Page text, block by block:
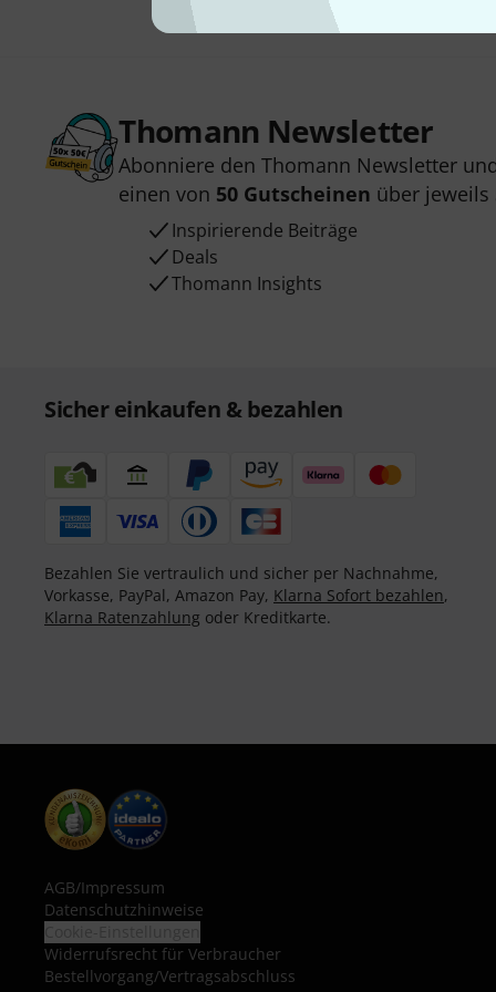
Thomann Newsletter
Abonniere den Thomann Newsletter
einen von 50 Gutscheinen über jeweils
Inspirierende Beiträge
Deals
Thomann Insights
Sicher einkaufen & bezahlen
Bezahlen Sie vertraulich und sicher per Nachnahme,
Vorkasse, PayPal, Amazon Pay, Klarna Sofort bezahlen,
Klarna Ratenzahlung oder Kreditkarte.
AGB/Impressum
Datenschutzhinweise
Widerrufsrecht für Verbraucher
Bestellvorgang/Vertragsabschluss